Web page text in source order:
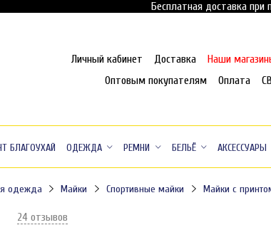
Бесплатная доставка при
Личный кабинет Доставка Наши
Оптовым покупателям
Оплата
БЛАГОУХАЙ ОДЕЖДА РЕМНИ БЕЛЬЁ АКСЕССУАРЫ
одежда Майки Спортивные майки Майки с
24 отзывов